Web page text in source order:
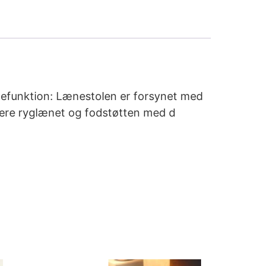
Lænestolen er forsynet med
ryglænet og fodstøtten med d